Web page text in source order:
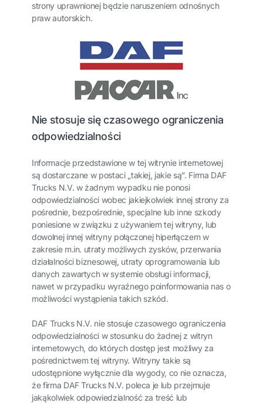
strony uprawnionej będzie naruszeniem odnośnych
praw autorskich.
Nie stosuje się czasowego ograniczenia
odpowiedzialności
Informacje przedstawione w tej witrynie internetowej
są dostarczane w postaci „takiej, jakie są”. Firma DAF
Trucks N.V. w żadnym wypadku nie ponosi
odpowiedzialności wobec jakiejkolwiek innej strony za
pośrednie, bezpośrednie, specjalne lub inne szkody
poniesione w związku z używaniem tej witryny, lub
dowolnej innej witryny połączonej hiperłączem w
zakresie m.in. utraty możliwych zysków, przerwania
działalności biznesowej, utraty oprogramowania lub
danych zawartych w systemie obsługi informacji,
nawet w przypadku wyraźnego poinformowania nas o
możliwości wystąpienia takich szkód.
DAF Trucks N.V. nie stosuje czasowego ograniczenia
odpowiedzialności w stosunku do żadnej z witryn
internetowych, do których dostęp jest możliwy za
pośrednictwem tej witryny. Witryny takie są
udostępnione wyłącznie dla wygody, co nie oznacza,
że firma DAF Trucks N.V. poleca je lub przejmuje
jakąkolwiek odpowiedzialność za treść lub